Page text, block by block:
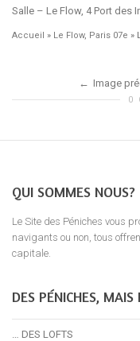
Salle – Le Flow, 4 Port des
Accueil » Le Flow, Paris 07e »
Image
0
QUI SOMMES NOUS?
Le Site des Péniches vous
navigants ou non, tous
capitale.
DES PÉNICHES,
… DES LOFTS